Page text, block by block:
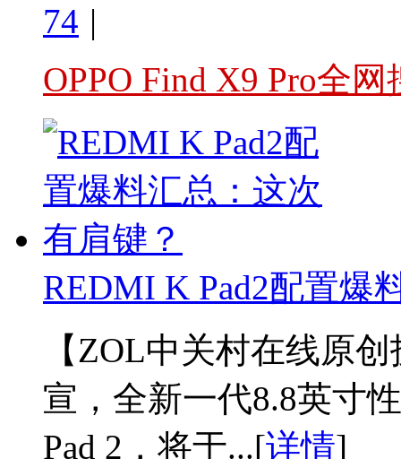
74 |
OPPO Find X9 Pro全
REDMI K Pad2配置爆
【ZOL中关村在线原
宣，全新一代8.8英寸
Pad 2，将于...[详情]